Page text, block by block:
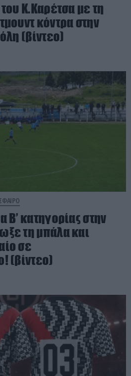
Κ.Καρέτσα με τη
κόντρα στην
(βίντεο)
Β’ κατηγορίας στην
τη μπάλα και
σε
(βίντεο)